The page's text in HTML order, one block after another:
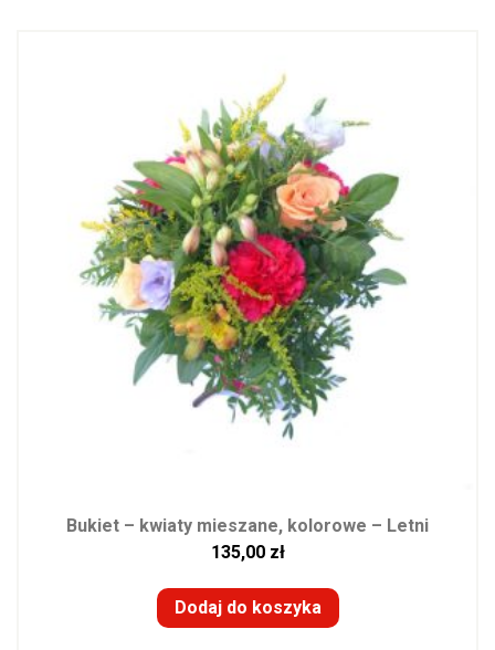
Bukiet – kwiaty mieszane, kolorowe – Letni
135,00 zł
Dodaj do koszyka